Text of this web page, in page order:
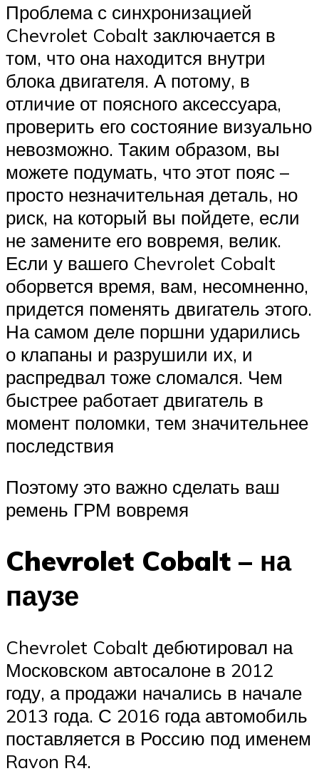
Проблема с синхронизацией
Chevrolet Cobalt заключается в
том, что она находится внутри
блока двигателя. А потому, в
отличие от поясного аксессуара,
проверить его состояние визуально
невозможно. Таким образом, вы
можете подумать, что этот пояс –
просто незначительная деталь, но
риск, на который вы пойдете, если
не замените его вовремя, велик.
Если у вашего Chevrolet Cobalt
оборвется время, вам, несомненно,
придется поменять двигатель этого.
На самом деле поршни ударились
о клапаны и разрушили их, и
распредвал тоже сломался. Чем
быстрее работает двигатель в
момент поломки, тем значительнее
последствия
Поэтому это важно сделать ваш
ремень ГРМ вовремя
Chevrolet Cobalt – на
паузе
Chevrolet Cobalt дебютировал на
Московском автосалоне в 2012
году, а продажи начались в начале
2013 года. С 2016 года автомобиль
поставляется в Россию под именем
Ravon R4.